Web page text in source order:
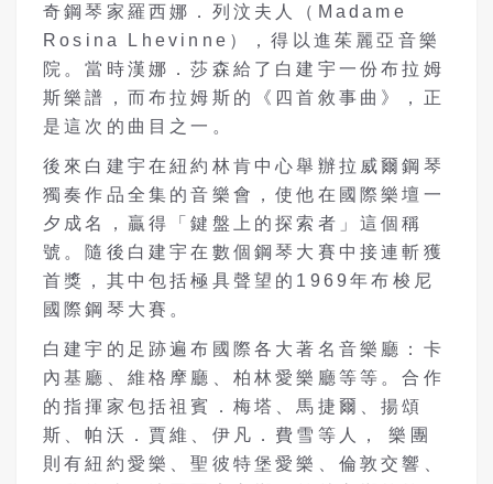
奇鋼琴家羅西娜．列汶夫人（Madame
Rosina Lhevinne），得以進茱麗亞音樂
院。當時漢娜．莎森給了白建宇一份布拉姆
斯樂譜，而布拉姆斯的《四首敘事曲》，正
是這次的曲目之一。
後來白建宇在紐約林肯中心舉辦拉威爾鋼琴
獨奏作品全集的音樂會，使他在國際樂壇一
夕成名，贏得「鍵盤上的探索者」這個稱
號。隨後白建宇在數個鋼琴大賽中接連斬獲
首獎，其中包括極具聲望的1969年布梭尼
國際鋼琴大賽。
白建宇的足跡遍布國際各大著名音樂廳：卡
內基廳、維格摩廳、柏林愛樂廳等等。合作
的指揮家包括祖賓．梅塔、馬捷爾、揚頌
斯、帕沃．賈維、伊凡．費雪等人， 樂團
則有紐約愛樂、聖彼特堡愛樂、倫敦交響、